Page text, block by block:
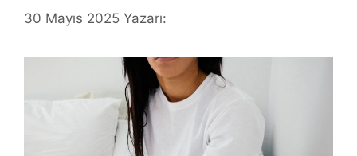
30 Mayıs 2025 Yazarı: